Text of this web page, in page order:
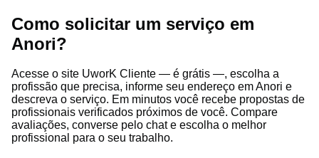
Como solicitar um serviço em
Anori?
Acesse o site UworK Cliente — é grátis —, escolha a
profissão que precisa, informe seu endereço em Anori e
descreva o serviço. Em minutos você recebe propostas de
profissionais verificados próximos de você. Compare
avaliações, converse pelo chat e escolha o melhor
profissional para o seu trabalho.